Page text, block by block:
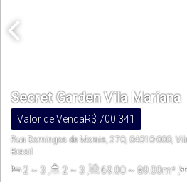
Secret Garden Vila Mariana
R$ 700.341
Valor de Venda
Rua Domingos de Morais, 270, 04010-000,
Brasil
2 ~ 3 , 2 ~ 3 , 69.00~ 89.00m² ,
89.00m²